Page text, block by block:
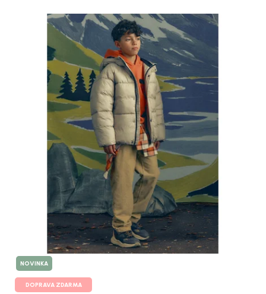
NOVINKA
DOPRAVA ZDARMA